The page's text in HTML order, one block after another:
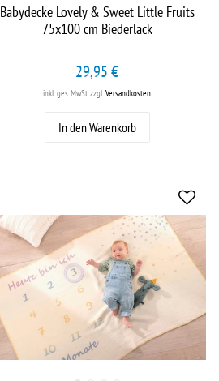
Babydecke Lovely & Sweet Little Fruits
75x100 cm Biederlack
29,95 €
inkl. ges. MwSt.zzgl.Versandkosten
In den Warenkorb